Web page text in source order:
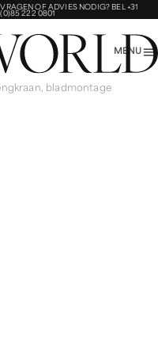
VRAGEN OF ADVIES NODIG? BEL +31
(0)85 222 0801
MENU
bladmontage